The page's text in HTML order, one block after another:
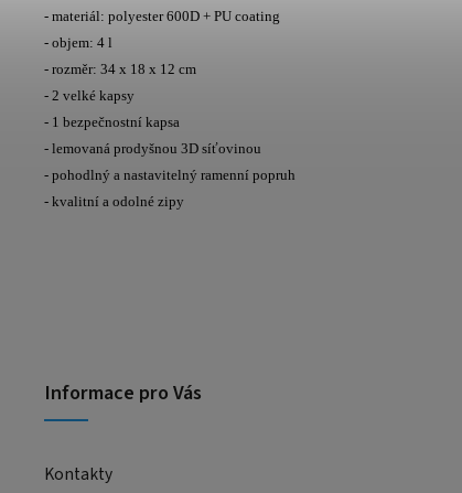
- materiál: polyester 600D + PU coating
- objem: 4 l
- rozměr: 34 x 18 x 12 cm
- 2 velké kapsy
- 1 bezpečnostní kapsa
- lemovaná prodyšnou 3D síťovinou
- pohodlný a nastavitelný ramenní popruh
- kvalitní a odolné zipy
Informace pro Vás
Kontakty